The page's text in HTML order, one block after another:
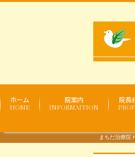
ホーム
HOME
院案内
INFORMAITION
院長
まちだ治療院